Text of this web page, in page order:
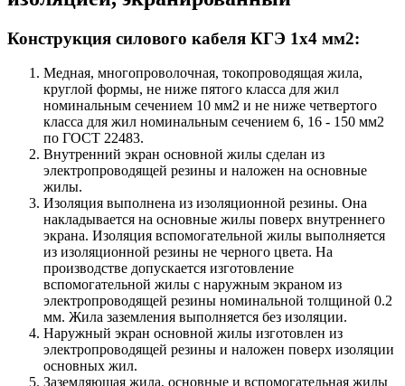
Конструкция силового кабеля КГЭ 1х4 мм2:
Медная, многопроволочная, токопроводящая жила,
круглой формы, не ниже пятого класса для жил
номинальным сечением 10 мм2 и не ниже четвертого
класса для жил номинальным сечением 6, 16 - 150 мм2
по ГОСТ 22483.
Внутренний экран основной жилы сделан из
электропроводящей резины и наложен на основные
жилы.
Изоляция выполнена из изоляционной резины. Она
накладывается на основные жилы поверх внутреннего
экрана. Изоляция вспомогательной жилы выполняется
из изоляционной резины не черного цвета. На
производстве допускается изготовление
вспомогательной жилы с наружным экраном из
электропроводящей резины номинальной толщиной 0.2
мм. Жила заземления выполняется без изоляции.
Наружный экран основной жилы изготовлен из
электропроводящей резины и наложен поверх изоляции
основных жил.
Заземляющая жила, основные и вспомогательная жилы